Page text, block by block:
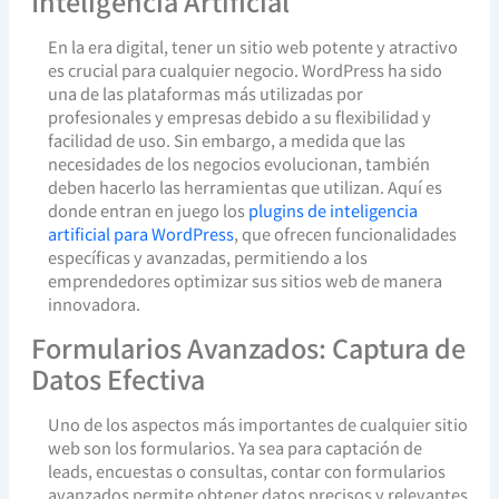
En la era digital, tener un sitio web potente y atractivo
es crucial para cualquier negocio. WordPress ha sido
una de las plataformas más utilizadas por
profesionales y empresas debido a su flexibilidad y
facilidad de uso. Sin embargo, a medida que las
necesidades de los negocios evolucionan, también
deben hacerlo las herramientas que utilizan. Aquí es
donde entran en juego losplugins de inteligencia
artificial para WordPress, que ofrecen funcionalidades
específicas y avanzadas, permitiendo a los
emprendedores optimizar sus sitios web de manera
innovadora.
Formularios Avanzados: Captura de
Datos Efectiva
Uno de los aspectos más importantes de cualquier sitio
web son los formularios. Ya sea para captación de
leads, encuestas o consultas, contar con formularios
avanzados permite obtener datos precisos y relevantes